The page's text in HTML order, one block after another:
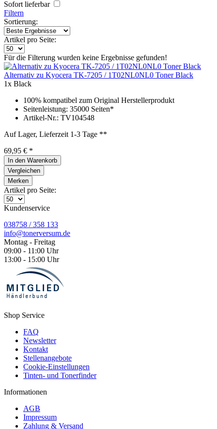
Sofort lieferbar
Filtern
Sortierung:
Artikel pro Seite:
Für die Filterung wurden keine Ergebnisse gefunden!
Alternativ zu Kyocera TK-7205 / 1T02NL0NL0 Toner Black
1x Black
100% kompatibel zum Original Herstellerprodukt
Seitenleistung: 35000 Seiten*
Artikel-Nr.: TV104548
Auf Lager, Lieferzeit 1-3 Tage **
69,95 € *
In den Warenkorb
Vergleichen
Merken
Artikel pro Seite:
Kundenservice
038758 / 358 133
info@tonerversum.de
Montag - Freitag
09:00 - 11:00 Uhr
13:00 - 15:00 Uhr
Shop Service
FAQ
Newsletter
Kontakt
Stellenangebote
Cookie-Einstellungen
Tinten- und Tonerfinder
Informationen
AGB
Impressum
Zahlung & Versand